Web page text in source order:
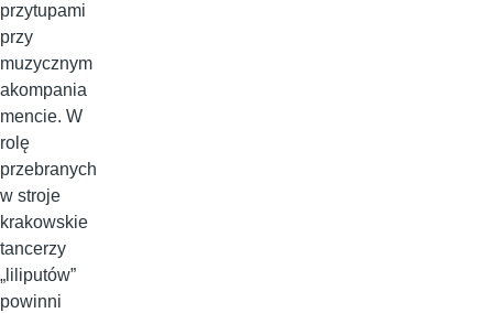
przytupami
przy
muzycznym
akompania
mencie. W
rolę
przebranych
w stroje
krakowskie
tancerzy
„liliputów”
powinni